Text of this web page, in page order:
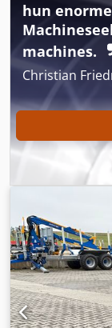
hun
machines.
Christian